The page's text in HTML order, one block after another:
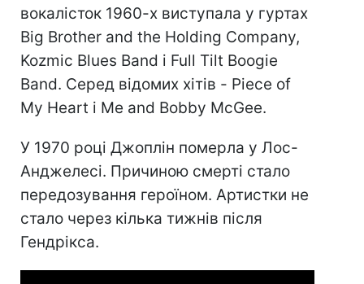
вокалісток 1960-х виступала у гуртах
Big Brother and the Holding Company,
Kozmic Blues Band і Full Tilt Boogie
Band. Серед відомих хітів - Piece of
My Heart і Me and Bobby McGee.
У 1970 році Джоплін померла у Лос-
Анджелесі. Причиною смерті стало
передозування героїном. Артистки не
стало через кілька тижнів після
Гендрікса.